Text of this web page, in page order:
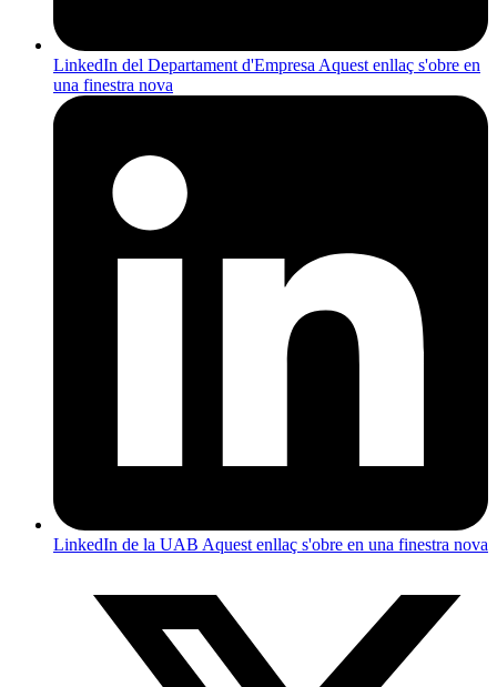
LinkedIn del Departament d'EmpresaAquest enllaç s'obre en
una finestra nova
LinkedIn de la UAB Aquest enllaç s'obre en una finestra nova